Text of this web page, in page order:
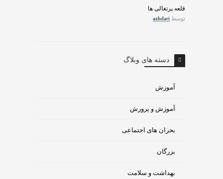
قلعه پرتغالی ها
توسط azhdari
دسته های وبلاگ
آموزش
آموزش و پرورش
بحران های اجتماعی
بزرگان
بهداشت و سلامت